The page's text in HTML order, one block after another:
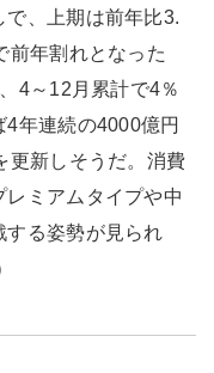
で、上期は前年比3.
前年割れとなった
4～12月累計で4％
年連続の4000億円
更新しそうだ。消費
ミアムタイプや中
する姿勢が見られ